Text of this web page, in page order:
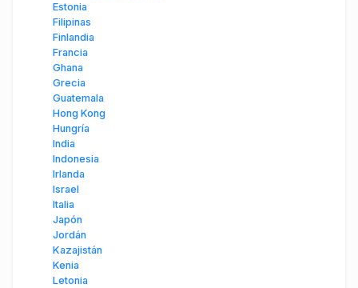
Estonia
Filipinas
Finlandia
Francia
Ghana
Grecia
Guatemala
Hong Kong
Hungría
India
Indonesia
Irlanda
Israel
Italia
Japón
Jordán
Kazajistán
Kenia
Letonia